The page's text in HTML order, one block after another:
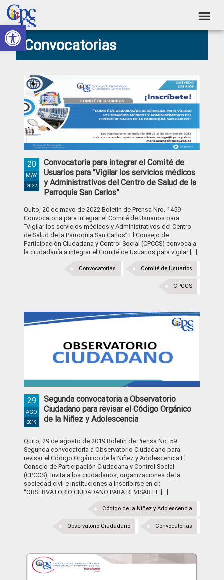
Abrir barra de herramientas
Skip
to
primary
navigation
Skip
to
main
content
Skip
to
primary
sidebar
Skip
to
footer
Consejo
de
Ciudadana
Control
Social
Construyendo
Poder
Ciudadano
Convocatorias
Convocatoria para integrar el Comité de
Usuarios para “Vigilar los servicios médicos
y Administrativos del Centro de Salud de la
Parroquia San Carlos”
20
MAY
2022
Quito, 20 de mayo de 2022 Boletín de Prensa Nro. 1459
Convocatoria para integrar el Comité de Usuarios para
“Vigilar los servicios médicos y Administrativos del Centro
de Salud de la Parroquia San Carlos” El Consejo de
Participación Ciudadana y Control Social (CPCCS) convoca a
la ciudadanía a integrar el Comité de Usuarios para vigilar [...]
Comité de Usuarios
Convocatorias
CPCCS
Segunda convocatoria a Observatorio
Ciudadano para revisar el Código Orgánico
de la Niñez y Adolescencia
29
AGO
2019
Quito, 29 de agosto de 2019 Boletín de Prensa No. 59
Segunda convocatoria a Observatorio Ciudadano para
revisar el Código Orgánico de la Niñez y Adolescencia El
Consejo de Participación Ciudadana y Control Social
(CPCCS), invita a los ciudadanos, organizaciones de la
sociedad civil e instituciones a inscribirse en el:
“OBSERVATORIO CIUDADANO PARA REVISAR EL [...]
Código de la Niñez y Adolescencia
Convocatorias
Observatorio Ciudadano